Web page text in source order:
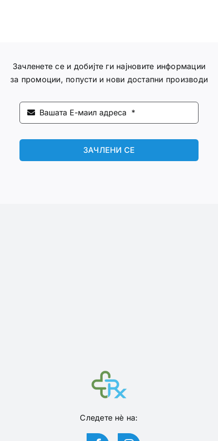
Зачленете се и добијте ги најновите информации
за промоции, попусти и нови достапни производи
ЗАЧЛЕНИ СЕ
Следете нѐ на: